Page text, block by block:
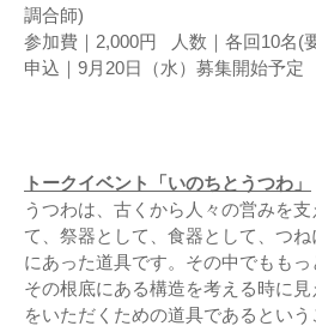
調合師)
参加費｜2,000円 人数｜各回10名(
申込｜9月20日（水）募集開始予定
トークイベント「いのちとうつわ」
うつわは、古くから人々の営みを
て、祭器として、食器として、つ
にあった道具です。その中でももっ
その根底にある構造を考える時に見
をいただくための道具であるという